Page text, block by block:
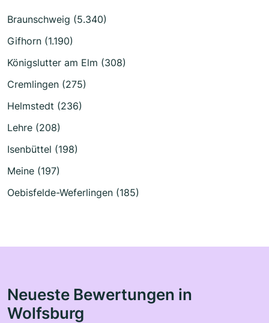
Braunschweig (5.340)
Gifhorn (1.190)
Königslutter am Elm (308)
Cremlingen (275)
Helmstedt (236)
Lehre (208)
Isenbüttel (198)
Meine (197)
Oebisfelde-Weferlingen (185)
Neueste Bewertungen in
Wolfsburg